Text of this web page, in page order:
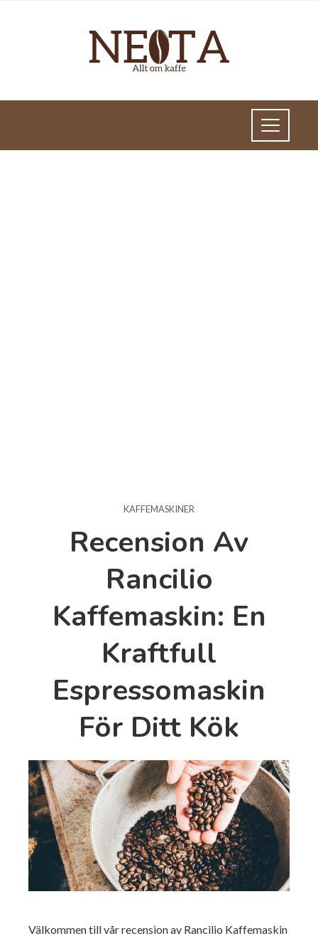
KAFFEMASKINER
Recension Av
Rancilio
Kaffemaskin: En
Kraftfull
Espressomaskin
För Ditt Kök
Välkommen till vår recension av Rancilio Kaffemaskin